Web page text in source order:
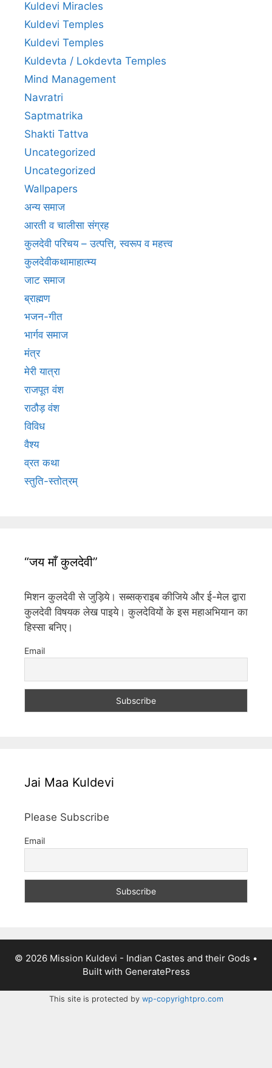
Kuldevi Miracles
Kuldevi Temples
Kuldevi Temples
Kuldevta / Lokdevta Temples
Mind Management
Navratri
Saptmatrika
Shakti Tattva
Uncategorized
Uncategorized
Wallpapers
अन्य समाज
आरती व चालीसा संग्रह
कुलदेवी परिचय – उत्पत्ति, स्वरूप व महत्त्व
कुलदेवीकथामाहात्म्य
जाट समाज
ब्राह्मण
भजन-गीत
भार्गव समाज
मंत्र
मेरी यात्रा
राजपूत वंश
राठौड़ वंश
विविध
वैश्य
व्रत कथा
स्तुति-स्तोत्रम्
“जय माँ कुलदेवी”
मिशन कुलदेवी से जुड़िये। सब्सक्राइब कीजिये और ई-मेल द्वारा
कुलदेवी विषयक लेख पाइये। कुलदेवियों के इस महाअभियान का
हिस्सा बनिए।
Email
Jai Maa Kuldevi
Please Subscribe
Email
© 2026 Mission Kuldevi - Indian Castes and their Gods •
Built with GeneratePress
This site is protected by wp-copyrightpro.com